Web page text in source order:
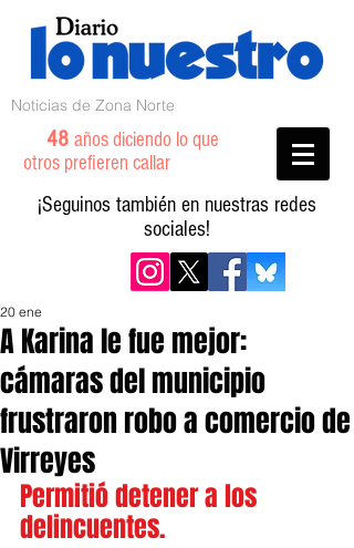
Noticias de Zona Norte
48 años diciendo lo que
otros prefieren callar
¡Seguinos también en nuestras redes
sociales!
A Karina le fue mejor:
cámaras del municipio
frustraron robo a comercio de
Virreyes
20 ene
Permitió detener a los
delincuentes.